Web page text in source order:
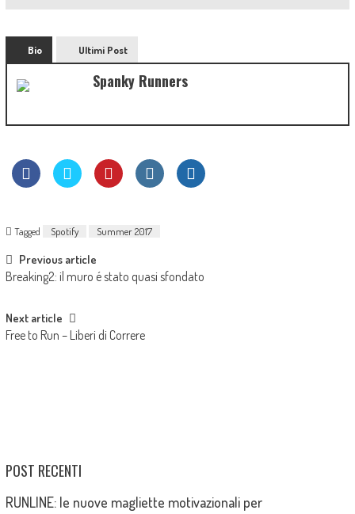
Bio Ultimi Post
Spanky Runners
Tagged Spotify Summer 2017
Previous article
Breaking2: il muro é stato quasi sfondato
Next article
Free to Run – Liberi di Correre
POST RECENTI
RUNLINE: le nuove magliette motivazionali per